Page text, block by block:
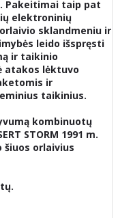
Pakeitimai taip pat
elektroninių
sklandmeniu ir
leido išspręsti
ir taikinio
atakos lėktuvo
ir
taikinius.
kombinuotų
STORM 1991 m.
šiuos orlaivius